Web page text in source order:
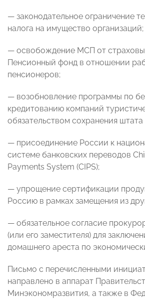
— законодательное ограничение
налога на имущество организаций;
— освобождение МСП от
Пенсионный фонд в отношении
пенсионеров;
— возобновление программы по
кредитованию компаний
обязательством сохранения
— присоединение России к
системе банковских переводов
Payments System (CIPS);
— упрощение сертификации
Россию в рамках замещения из
— обязательное согласие
(или его заместителя) для
домашнего ареста по
Письмо с перечисленными
направлено в аппарат
Минэкономразвития, а также в